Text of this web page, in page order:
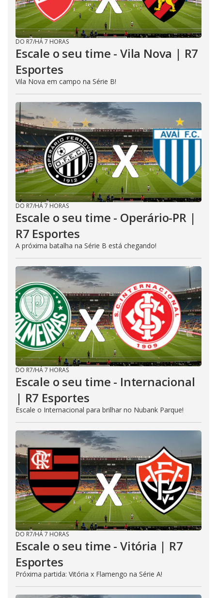
DO R7/HÁ 7 HORAS
Escale o seu time - Vila Nova | R7
Esportes
Vila Nova em campo na Série B!
DO R7/HÁ 7 HORAS
Escale o seu time - Operário-PR |
R7 Esportes
A próxima batalha na Série B está chegando!
DO R7/HÁ 7 HORAS
Escale o seu time - Internacional
| R7 Esportes
Escale o Internacional para brilhar no Nubank Parque!
DO R7/HÁ 7 HORAS
Escale o seu time - Vitória | R7
Esportes
Próxima partida: Vitória x Flamengo na Série A!